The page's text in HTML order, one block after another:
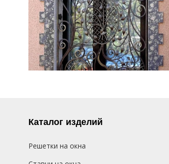
Каталог изделий
Решетки на окна